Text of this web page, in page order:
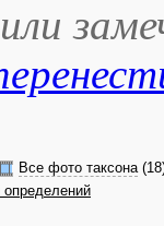
Все фото таксона
определений